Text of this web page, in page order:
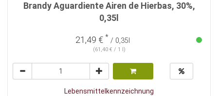
Brandy Aguardiente Airen de Hierbas, 30%,
0,35l
21,49 € * / 0,35l
(61,40 € / 1 l)
Lebensmittelkennzeichnung